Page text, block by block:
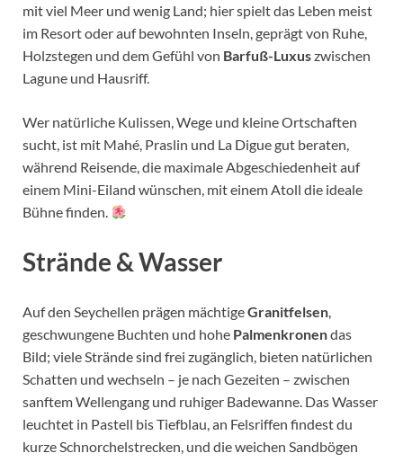
mit viel Meer und wenig Land; hier spielt das Leben meist
im Resort oder auf bewohnten Inseln, geprägt von Ruhe,
Holzstegen und dem Gefühl von Barfuß-Luxuszwischen
Lagune und Hausriff.
Wer natürliche Kulissen, Wege und kleine Ortschaften
sucht, ist mit Mahé, Praslin und La Digue gut beraten,
während Reisende, die maximale Abgeschiedenheit auf
einem Mini-Eiland wünschen, mit einem Atoll die ideale
Bühne finden.
Strände & Wasser
Auf den Seychellen prägen mächtigeGranitfelsen,
geschwungene Buchten und hohe Palmenkronendas
Bild; viele Strände sind frei zugänglich, bieten natürlichen
Schatten und wechseln – je nach Gezeiten – zwischen
sanftem Wellengang und ruhiger Badewanne. Das Wasser
leuchtet in Pastell bis Tiefblau, an Felsriffen findest du
kurze Schnorchelstrecken, und die weichen Sandbögen